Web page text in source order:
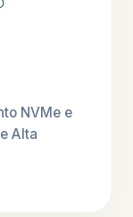
NVMe e
Alta